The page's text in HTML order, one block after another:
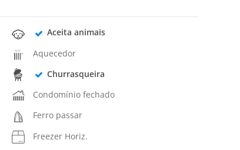
Aceita animais
Aquecedor
Churrasqueira
Condomínio fechado
Ferro passar
Freezer Horiz.